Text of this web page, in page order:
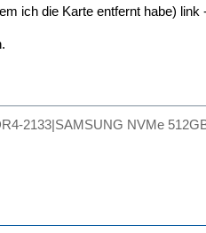
ich die Karte entfernt habe) link
2133|SAMSUNG NVMe